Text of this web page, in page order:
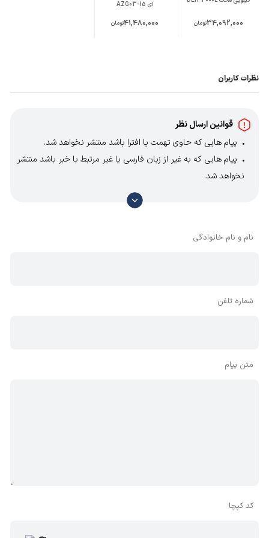
در کار مداوم
زن
مجهز به قلم گیر شش گوش ته گرد (HEX 30) یا
34,092,000تومان
ای AZG03-15
41,480,000تومان
نظرات کاربران
قوانین ارسال نظر
پیام هایی که حاوی تهمت یا افترا باشد منتشر نخواهد شد.
پیام هایی که به غیر از زبان فارسی یا غیر مرتبط با خبر باشد منتشر
نخواهد شد.
با توجه به آن که امکان موافقت یا مخالفت با محتوای نظرات
وجود دارد، معمولا نظراتی که محتوای مشابه دارند، انتشار نمی‌یابند
نام و نام خانوادگی
شماره تلفن
متن پیام
کد کپچا